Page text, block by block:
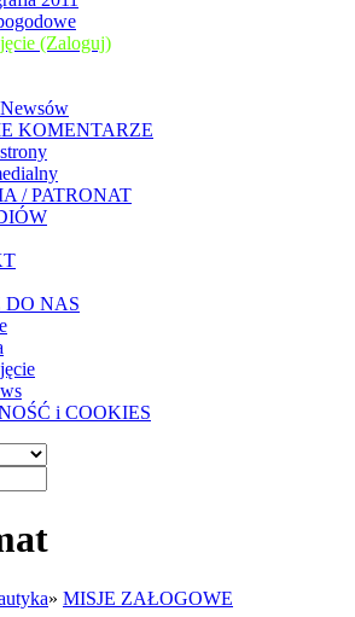
(Zaloguj)
KOMENTARZE
/ PATRONAT
NAS
i COOKIES
» MISJE ZAŁOGOWE